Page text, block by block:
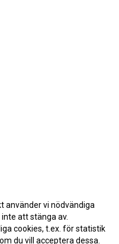
använder vi nödvändiga
att stänga av.
cookies, t.ex. för statistik
du vill acceptera dessa.